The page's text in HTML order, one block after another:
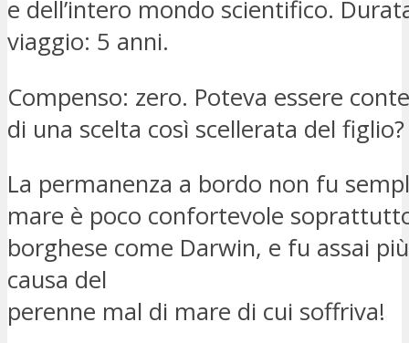
e dell’intero mondo scientifico.
viaggio: 5 anni.
Compenso: zero. Poteva essere
di una scelta così scellerata del figlio?
La permanenza a bordo non fu
mare è poco confortevole
borghese come Darwin, e fu assai
causa del
perenne mal di mare di cui soffriva!